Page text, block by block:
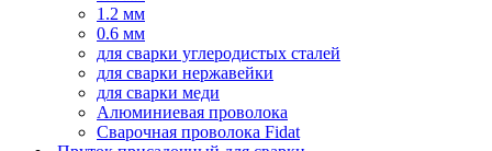
1.2 мм
0.6 мм
для сварки углеродистых сталей
для сварки нержавейки
для сварки меди
Алюминиевая проволока
Сварочная проволока Fidat